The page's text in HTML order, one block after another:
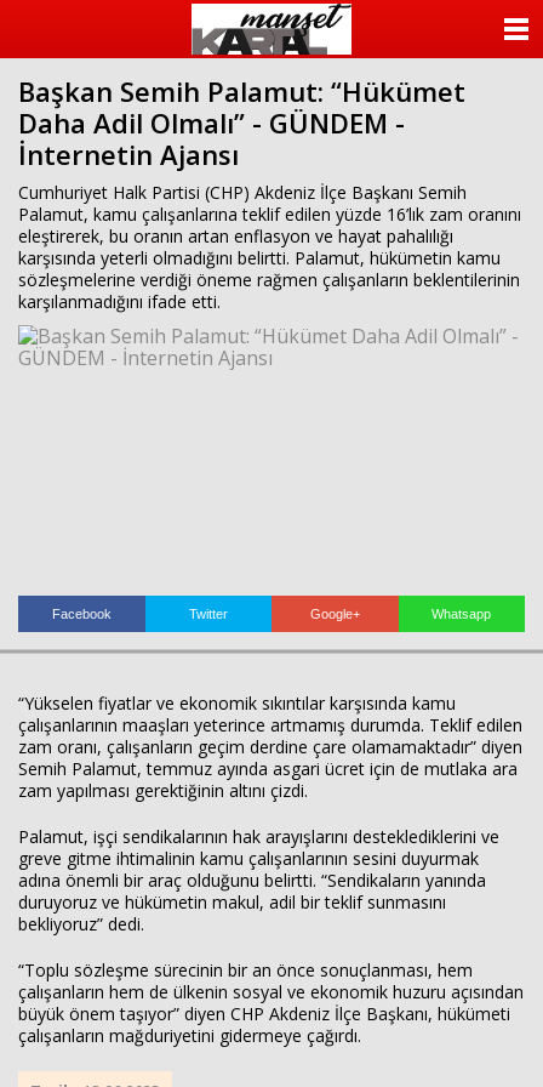
Başkan Semih Palamut: “Hükümet
Daha Adil Olmalı” - GÜNDEM -
İnternetin Ajansı
Cumhuriyet Halk Partisi (CHP) Akdeniz İlçe Başkanı Semih
Palamut, kamu çalışanlarına teklif edilen yüzde 16’lık zam oranını
eleştirerek, bu oranın artan enflasyon ve hayat pahalılığı
karşısında yeterli olmadığını belirtti. Palamut, hükümetin kamu
sözleşmelerine verdiği öneme rağmen çalışanların beklentilerinin
karşılanmadığını ifade etti.
Facebook Twitter Google+ Whatsapp
“Yükselen fiyatlar ve ekonomik sıkıntılar karşısında kamu
çalışanlarının maaşları yeterince artmamış durumda. Teklif edilen
zam oranı, çalışanların geçim derdine çare olamamaktadır” diyen
Semih Palamut, temmuz ayında asgari ücret için de mutlaka ara
zam yapılması gerektiğinin altını çizdi.
Palamut, işçi sendikalarının hak arayışlarını desteklediklerini ve
greve gitme ihtimalinin kamu çalışanlarının sesini duyurmak
adına önemli bir araç olduğunu belirtti. “Sendikaların yanında
duruyoruz ve hükümetin makul, adil bir teklif sunmasını
bekliyoruz” dedi.
“Toplu sözleşme sürecinin bir an önce sonuçlanması, hem
çalışanların hem de ülkenin sosyal ve ekonomik huzuru açısından
büyük önem taşıyor” diyen CHP Akdeniz İlçe Başkanı, hükümeti
çalışanların mağduriyetini gidermeye çağırdı.
KATEGORİLER
ANKETLER
FOTO GALERİ
Haberin Doğru Adresi.